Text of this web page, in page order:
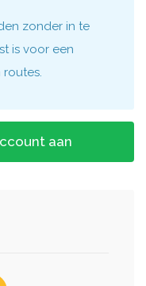
zonder in te
is voor een
aan